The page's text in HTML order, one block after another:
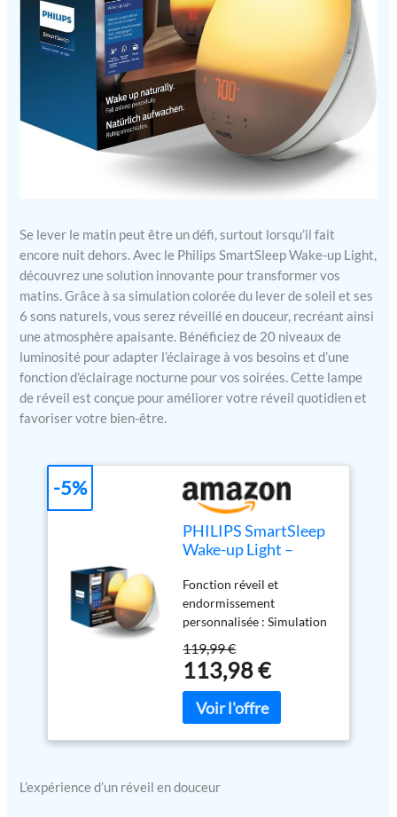
Se lever le matin peut être un défi, surtout lorsqu’il fait
encore nuit dehors. Avec le Philips SmartSleep Wake-up Light,
découvrez une solution innovante pour transformer vos
matins. Grâce à sa simulation colorée du lever de soleil et ses
6 sons naturels, vous serez réveillé en douceur, recréant ainsi
une atmosphère apaisante. Bénéficiez de 20 niveaux de
luminosité pour adapter l’éclairage à vos besoins et d’une
fonction d’éclairage nocturne pour vos soirées. Cette lampe
de réveil est conçue pour améliorer votre réveil quotidien et
favoriser votre bien-être.
PHILIPS SmartSleep
Wake-up Light –
Simulation colorée
du lever de soleil, 20
niveaux de
luminosité, 6 sons
naturels, Fonction
d’éclairage nocturne,
Modèle HF3521/01
Fonction réveil et
endormissement
personnalisée : Simulation
soleil, 20 réglages de
luminosité
personnalisables jusqu’à
300 lux, et choix parmi 6
lumineux passe
119,99 €
113,98 €
-5%
L’expérience d’un réveil en douceur